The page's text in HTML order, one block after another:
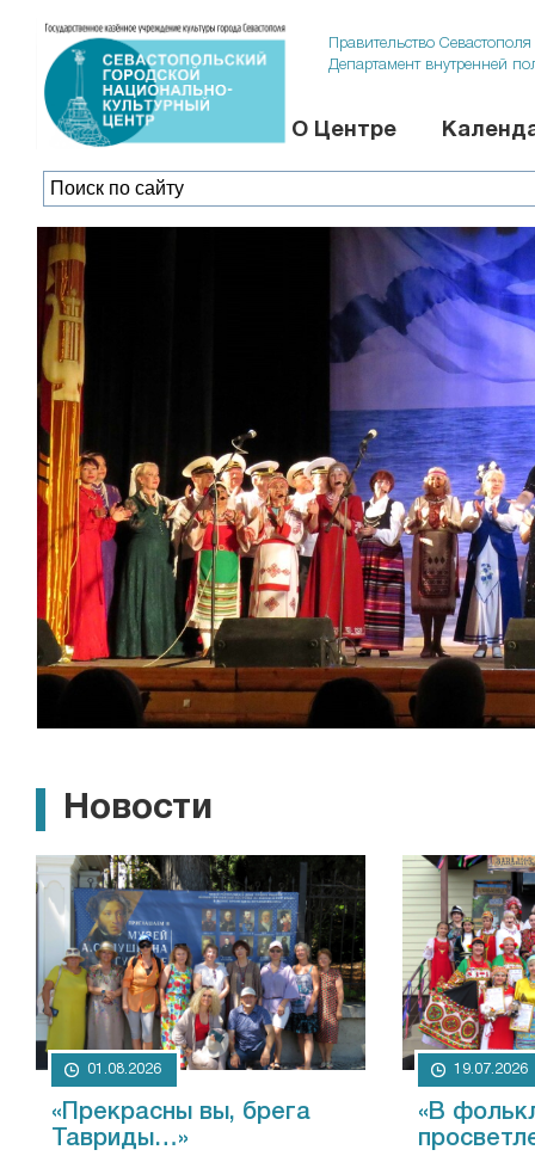
О Центре
Правительство Севастополя
Департамент внутренней
Новости
01.08.2026
«Прекрасны вы, брега
Тавриды…»
19.07.2026
«В